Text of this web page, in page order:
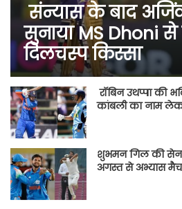
संन्यास के बाद
सुनाया MS Dhoni से
दिलचस्प किस्सा
रॉबिन उथप्पा की
कांबली का नाम
शुभमन गिल की सेना
अगस्त से अभ्यास मैच